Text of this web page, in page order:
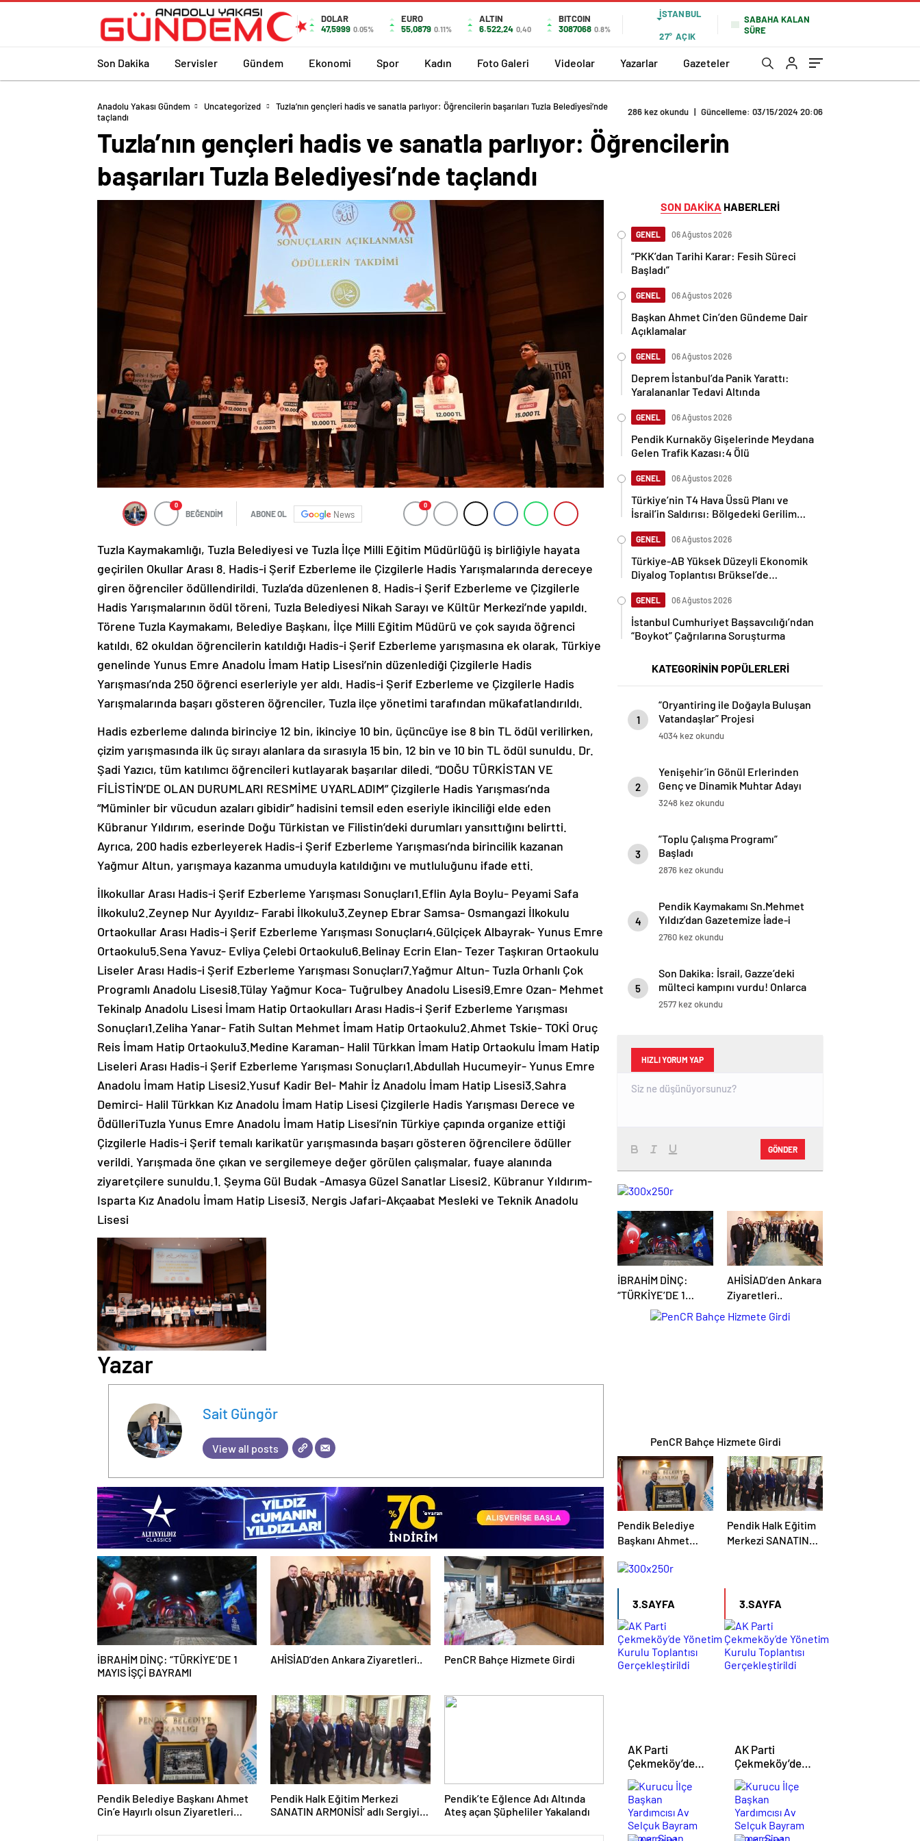
DOLAR
47,5999 0.05%
EURO
55,0879 0.11%
ALTIN
6.522,24 0,40
BITCOIN
3087068 0.8%
İSTANBUL
27° AÇIK
SABAHA KALAN
SÜRE
Son Dakika Servisler Gündem Ekonomi Spor Kadın Foto Galeri Videolar Yazarlar Gazeteler
Anadolu Yakası Gündem Uncategorized
Tuzla’nın gençleri hadis ve sanatla parlıyor: Öğrencilerin başarıları Tuzla Belediyesi’nde
taçlandı
286 kez okundu | Güncelleme: 03/15/2024 20:06
Tuzla’nın gençleri hadis ve sanatla parlıyor: Öğrencilerin
başarıları Tuzla Belediyesi’nde taçlandı
0
BEĞENDİM ABONE OL News
0
Tuzla Kaymakamlığı, Tuzla Belediyesi ve Tuzla İlçe Milli Eğitim Müdürlüğü iş birliğiyle hayata
geçirilen Okullar Arası 8. Hadis-i Şerif Ezberleme ile Çizgilerle Hadis Yarışmalarında dereceye
giren öğrenciler ödüllendirildi. Tuzla’da düzenlenen 8. Hadis-i Şerif Ezberleme ve Çizgilerle
Hadis Yarışmalarının ödül töreni, Tuzla Belediyesi Nikah Sarayı ve Kültür Merkezi’nde yapıldı.
Törene Tuzla Kaymakamı, Belediye Başkanı, İlçe Milli Eğitim Müdürü ve çok sayıda öğrenci
katıldı. 62 okuldan öğrencilerin katıldığı Hadis-i Şerif Ezberleme yarışmasına ek olarak, Türkiye
genelinde Yunus Emre Anadolu İmam Hatip Lisesi’nin düzenlediği Çizgilerle Hadis
Yarışması’nda 250 öğrenci eserleriyle yer aldı. Hadis-i Şerif Ezberleme ve Çizgilerle Hadis
Yarışmalarında başarı gösteren öğrenciler, Tuzla ilçe yönetimi tarafından mükafatlandırıldı.
Hadis ezberleme dalında birinciye 12 bin, ikinciye 10 bin, üçüncüye ise 8 bin TL ödül verilirken,
çizim yarışmasında ilk üç sırayı alanlara da sırasıyla 15 bin, 12 bin ve 10 bin TL ödül sunuldu. Dr.
Şadi Yazıcı, tüm katılımcı öğrencileri kutlayarak başarılar diledi. “DOĞU TÜRKİSTAN VE
FİLİSTİN’DE OLAN DURUMLARI RESMİME UYARLADIM” Çizgilerle Hadis Yarışması’nda
“Müminler bir vücudun azaları gibidir” hadisini temsil eden eseriyle ikinciliği elde eden
Kübranur Yıldırım, eserinde Doğu Türkistan ve Filistin’deki durumları yansıttığını belirtti.
Ayrıca, 200 hadis ezberleyerek Hadis-i Şerif Ezberleme Yarışması’nda birincilik kazanan
Yağmur Altun, yarışmaya kazanma umuduyla katıldığını ve mutluluğunu ifade etti.
İlkokullar Arası Hadis-i Şerif Ezberleme Yarışması Sonuçları1.Eflin Ayla Boylu- Peyami Safa
İlkokulu2.Zeynep Nur Ayyıldız- Farabi İlkokulu3.Zeynep Ebrar Samsa- Osmangazi İlkokulu
Ortaokullar Arası Hadis-i Şerif Ezberleme Yarışması Sonuçları4.Gülçiçek Albayrak- Yunus Emre
Ortaokulu5.Sena Yavuz- Evliya Çelebi Ortaokulu6.Belinay Ecrin Elan- Tezer Taşkıran Ortaokulu
Liseler Arası Hadis-i Şerif Ezberleme Yarışması Sonuçları7.Yağmur Altun- Tuzla Orhanlı Çok
Programlı Anadolu Lisesi8.Tülay Yağmur Koca- Tuğrulbey Anadolu Lisesi9.Emre Ozan- Mehmet
Tekinalp Anadolu Lisesi İmam Hatip Ortaokulları Arası Hadis-i Şerif Ezberleme Yarışması
Sonuçları1.Zeliha Yanar- Fatih Sultan Mehmet İmam Hatip Ortaokulu2.Ahmet Tskie- TOKİ Oruç
Reis İmam Hatip Ortaokulu3.Medine Karaman- Halil Türkkan İmam Hatip Ortaokulu İmam Hatip
Liseleri Arası Hadis-i Şerif Ezberleme Yarışması Sonuçları1.Abdullah Hucumeyir- Yunus Emre
Anadolu İmam Hatip Lisesi2.Yusuf Kadir Bel- Mahir İz Anadolu İmam Hatip Lisesi3.Sahra
Demirci- Halil Türkkan Kız Anadolu İmam Hatip Lisesi Çizgilerle Hadis Yarışması Derece ve
ÖdülleriTuzla Yunus Emre Anadolu İmam Hatip Lisesi’nin Türkiye çapında organize ettiği
Çizgilerle Hadis-i Şerif temalı karikatür yarışmasında başarı gösteren öğrencilere ödüller
verildi. Yarışmada öne çıkan ve sergilemeye değer görülen çalışmalar, fuaye alanında
ziyaretçilere sunuldu.1. Şeyma Gül Budak -Amasya Güzel Sanatlar Lisesi2. Kübranur Yıldırım-
Isparta Kız Anadolu İmam Hatip Lisesi3. Nergis Jafari-Akçaabat Mesleki ve Teknik Anadolu
Lisesi
Yazar
Sait Güngör
View all posts
İBRAHİM DİNÇ: “TÜRKİYE’DE 1
MAYIS İŞÇİ BAYRAMI
AHİSİAD’den Ankara Ziyaretleri.. PenCR Bahçe Hizmete Girdi
Pendik Belediye Başkanı Ahmet
Cin’e Hayırlı olsun Ziyaretleri
Pendik Halk Eğitim Merkezi
SANATIN ARMONİSİ’ adlı Sergiyi
Pendik’te Eğlence Adı Altında
Ateş açan Şüpheliler Yakalandı
SON DAKİKA HABERLERİ
GENEL 06 Ağustos 2026
“PKK’dan Tarihi Karar: Fesih Süreci
Başladı”
GENEL 06 Ağustos 2026
Başkan Ahmet Cin’den Gündeme Dair
Açıklamalar
GENEL 06 Ağustos 2026
Deprem İstanbul’da Panik Yarattı:
Yaralananlar Tedavi Altında
GENEL 06 Ağustos 2026
Pendik Kurnaköy Gişelerinde Meydana
Gelen Trafik Kazası:4 Ölü
GENEL 06 Ağustos 2026
Türkiye’nin T4 Hava Üssü Planı ve
İsrail’in Saldırısı: Bölgedeki Gerilim
GENEL 06 Ağustos 2026
Türkiye-AB Yüksek Düzeyli Ekonomik
Diyalog Toplantısı Brüksel’de
GENEL 06 Ağustos 2026
İstanbul Cumhuriyet Başsavcılığı’ndan
“Boykot” Çağrılarına Soruşturma
KATEGORİNİN POPÜLERLERİ
1
“Oryantiring ile Doğayla Buluşan
Vatandaşlar” Projesi
Gerçekleştirildi
4034 kez okundu
2
Yenişehir’in Gönül Erlerinden
Genç ve Dinamik Muhtar Adayı
Baran Kılıç
3248 kez okundu
3
”Toplu Çalışma Programı”
Başladı
2876 kez okundu
4
Pendik Kaymakamı Sn.Mehmet
Yıldız’dan Gazetemize İade-i
Ziyaret
2760 kez okundu
5
Son Dakika: İsrail, Gazze’deki
mülteci kampını vurdu! Onlarca
Filistinli hayatını kaybetti
2577 kez okundu
HIZLI YORUM YAP
GÖNDER
haberleri
haberleri
haberleri
dakika
haberleri
dakika
flaş
haberler
haberleri
dakika
haberleri
haberler
haberler
haberleri
para
haberleri
haberleri
İBRAHİM DİNÇ:
“TÜRKİYE’DE 1
MAYIS İŞÇİ BAYRAMI
AHİSİAD’den Ankara
Ziyaretleri..
PenCR Bahçe Hizmete Girdi
Pendik Belediye
Başkanı Ahmet
Ziyaretleri Sürüyor
Pendik Halk Eğitim
Merkezi SANATIN
buluşturdu
3.SAYFA
AK Parti
Çekmeköy’de
Yönetim Kurulu
Toplantısı
Gerçekleştirildi
Kurucu
Başkan
Yardımcısı
3.SAYFA
AK Parti
Çekmeköy’de
Yönetim Kurulu
Toplantısı
Gerçekleştirildi